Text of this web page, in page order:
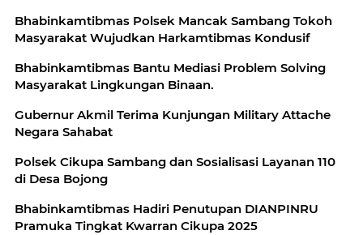
Bhabinkamtibmas Polsek Mancak Sambang Tokoh
Masyarakat Wujudkan Harkamtibmas Kondusif
Bhabinkamtibmas Bantu Mediasi Problem Solving
Masyarakat Lingkungan Binaan.
Gubernur Akmil Terima Kunjungan Military Attache
Negara Sahabat
Polsek Cikupa Sambang dan Sosialisasi Layanan 110
di Desa Bojong
Bhabinkamtibmas Hadiri Penutupan DIANPINRU
Pramuka Tingkat Kwarran Cikupa 2025